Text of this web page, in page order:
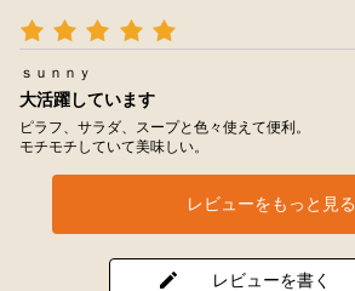
ｓｕｎｎｙ
大活躍しています
ピラフ、サラダ、スープと色々使えて便利。
モチモチしていて美味しい。
レビューをもっと見る
レビューを書く